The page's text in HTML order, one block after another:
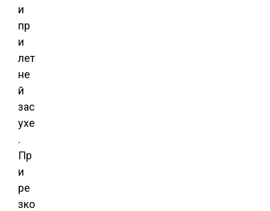
и
пр
и
лет
не
й
зас
ухе
.
Пр
и
ре
зко